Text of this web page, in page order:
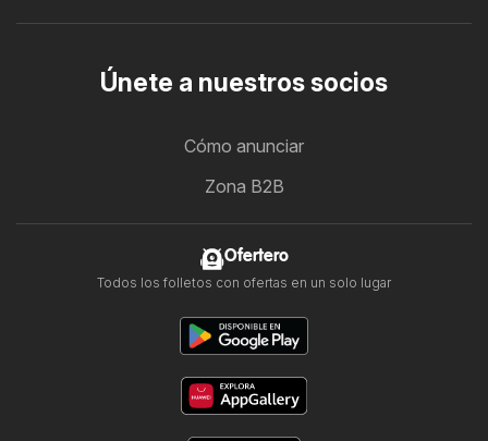
Únete a nuestros socios
Cómo anunciar
Zona B2B
Ofertero
Todos los folletos con ofertas en un solo lugar